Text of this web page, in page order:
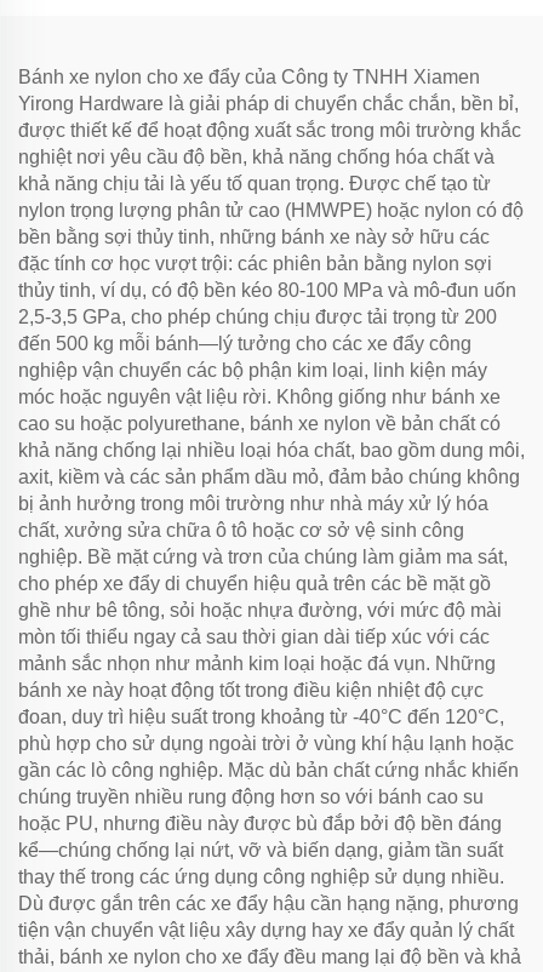
Bánh xe nylon cho xe đẩy của Công ty TNHH Xiamen
Yirong Hardware là giải pháp di chuyển chắc chắn, bền bỉ,
được thiết kế để hoạt động xuất sắc trong môi trường khắc
nghiệt nơi yêu cầu độ bền, khả năng chống hóa chất và
khả năng chịu tải là yếu tố quan trọng. Được chế tạo từ
nylon trọng lượng phân tử cao (HMWPE) hoặc nylon có độ
bền bằng sợi thủy tinh, những bánh xe này sở hữu các
đặc tính cơ học vượt trội: các phiên bản bằng nylon sợi
thủy tinh, ví dụ, có độ bền kéo 80-100 MPa và mô-đun uốn
2,5-3,5 GPa, cho phép chúng chịu được tải trọng từ 200
đến 500 kg mỗi bánh—lý tưởng cho các xe đẩy công
nghiệp vận chuyển các bộ phận kim loại, linh kiện máy
móc hoặc nguyên vật liệu rời. Không giống như bánh xe
cao su hoặc polyurethane, bánh xe nylon về bản chất có
khả năng chống lại nhiều loại hóa chất, bao gồm dung môi,
axit, kiềm và các sản phẩm dầu mỏ, đảm bảo chúng không
bị ảnh hưởng trong môi trường như nhà máy xử lý hóa
chất, xưởng sửa chữa ô tô hoặc cơ sở vệ sinh công
nghiệp. Bề mặt cứng và trơn của chúng làm giảm ma sát,
cho phép xe đẩy di chuyển hiệu quả trên các bề mặt gồ
ghề như bê tông, sỏi hoặc nhựa đường, với mức độ mài
mòn tối thiểu ngay cả sau thời gian dài tiếp xúc với các
mảnh sắc nhọn như mảnh kim loại hoặc đá vụn. Những
bánh xe này hoạt động tốt trong điều kiện nhiệt độ cực
đoan, duy trì hiệu suất trong khoảng từ -40°C đến 120°C,
phù hợp cho sử dụng ngoài trời ở vùng khí hậu lạnh hoặc
gần các lò công nghiệp. Mặc dù bản chất cứng nhắc khiến
chúng truyền nhiều rung động hơn so với bánh cao su
hoặc PU, nhưng điều này được bù đắp bởi độ bền đáng
kể—chúng chống lại nứt, vỡ và biến dạng, giảm tần suất
thay thế trong các ứng dụng công nghiệp sử dụng nhiều.
Dù được gắn trên các xe đẩy hậu cần hạng nặng, phương
tiện vận chuyển vật liệu xây dựng hay xe đẩy quản lý chất
thải, bánh xe nylon cho xe đẩy đều mang lại độ bền và khả